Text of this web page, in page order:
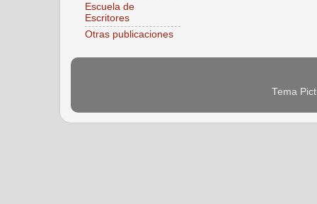
Escuela de
Escritores
Otras publicaciones
Tema